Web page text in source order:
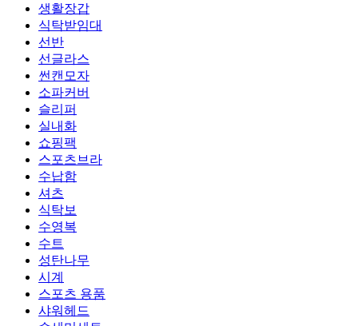
생활장갑
식탁받임대
선반
선글라스
썬캔모자
소파커버
슬리퍼
실내화
쇼핑팩
스포츠브라
수납함
셔츠
식탁보
수영복
수트
성탄나무
시계
스포츠 용품
샤워헤드